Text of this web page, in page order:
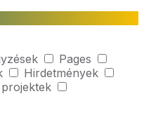
Pages
Hirdetmények